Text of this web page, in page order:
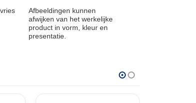
Afbeeldingen kunnen
afwijken van het werkelijke
product in vorm, kleur en
presentatie.